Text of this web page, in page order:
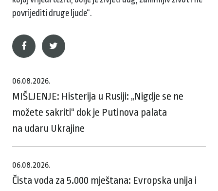
povrijediti druge ljude“.
06.08.2026.
MIŠLJENJE: Histerija u Rusiji: „Nigdje se ne
možete sakriti“ dok je Putinova palata
na udaru Ukrajine
06.08.2026.
Čista voda za 5.000 mještana: Evropska unija i